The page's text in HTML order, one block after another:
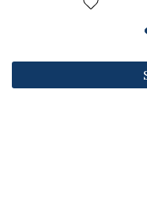
【04011891】in
stock+pre-